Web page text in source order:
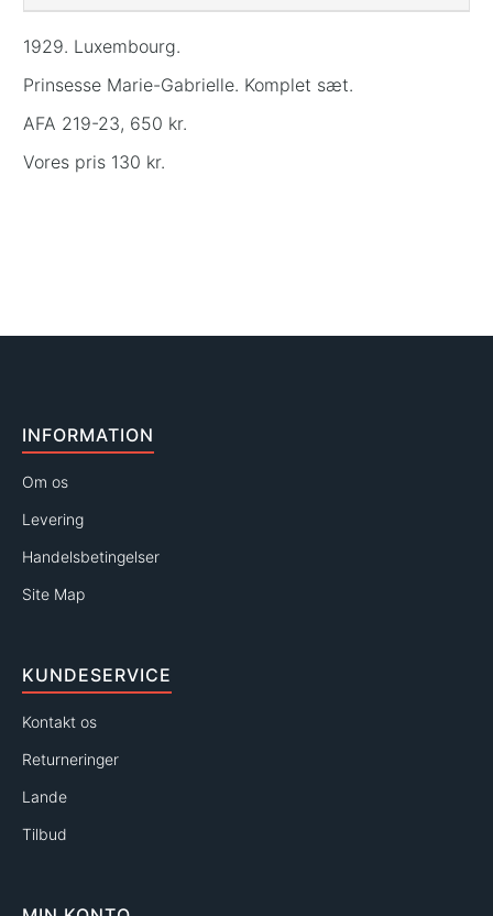
1929. Luxembourg.
Prinsesse Marie-Gabrielle. Komplet sæt.
AFA 219-23, 650 kr.
Vores pris 130 kr.
INFORMATION
Om os
Levering
Handelsbetingelser
Site Map
KUNDESERVICE
Kontakt os
Returneringer
Lande
Tilbud